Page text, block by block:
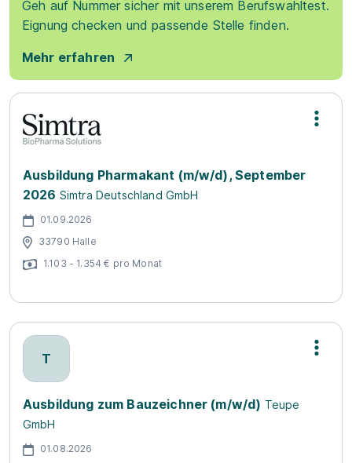
Geh auf Nummer sicher mit unserem Berufswahltest.
Eignung checken und passende Stelle finden.
Mehr erfahren
Ausbildung Pharmakant (m/w/d), September
2026 Simtra Deutschland GmbH
01.09.2026
33790 Halle
1.103 - 1.354 € pro Monat
T
Ausbildung zum Bauzeichner (m/w/d) Teupe
GmbH
01.08.2026